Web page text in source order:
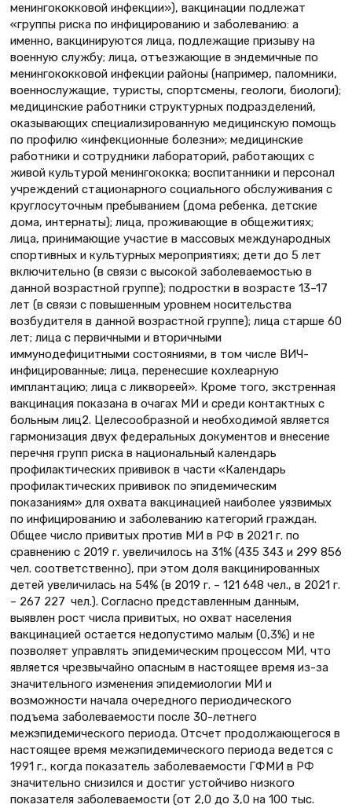
менингококковой инфекции»), вакцинации подлежат
«группы риска по инфицированию и заболеванию: а
именно, вакцинируются лица, подлежащие призыву на
военную службу; лица, отъезжающие в эндемичные по
менингококковой инфекции районы (например, паломники,
военнослужащие, туристы, спортсмены, геологи, биологи);
медицинские работники структурных подразделений,
оказывающих специализированную медицинскую помощь
по профилю «инфекционные болезни»; медицинские
работники и сотрудники лабораторий, работающих с
живой культурой менингококка; воспитанники и персонал
учреждений стационарного социального обслуживания с
круглосуточным пребыванием (дома ребенка, детские
дома, интернаты); лица, проживающие в общежитиях;
лица, принимающие участие в массовых международных
спортивных и культурных мероприятиях; дети до 5 лет
включительно (в связи с высокой заболеваемостью в
данной возрастной группе); подростки в возрасте 13–17
лет (в связи с повышенным уровнем носительства
возбудителя в данной возрастной группе); лица старше 60
лет; лица с первичными и вторичными
иммунодефицитными состояниями, в том числе ВИЧ-
инфицированные; лица, перенесшие кохлеарную
имплантацию; лица с ликвореей». Кроме того, экстренная
вакцинация показана в очагах МИ и среди контактных с
больным лиц2. Целесообразной и необходимой является
гармонизация двух федеральных документов и внесение
перечня групп риска в национальный календарь
профилактических прививок в части «Календарь
профилактических прививок по эпидемическим
показаниям» для охвата вакцинацией наиболее уязвимых
по инфицированию и заболеванию категорий граждан.
Общее число привитых против МИ в РФ в 2021 г. по
сравнению с 2019 г. увеличилось на 31% (435 343 и 299 856
чел. соответственно), при этом доля вакцинированных
детей увеличилась на 54% (в 2019 г. – 121 648 чел., в 2021 г.
– 267 227 чел.). Согласно представленным данным,
выявлен рост числа привитых, но охват населения
вакцинацией остается недопустимо малым (0,3%) и не
позволяет управлять эпидемическим процессом МИ, что
является чрезвычайно опасным в настоящее время из-за
значительного изменения эпидемиологии МИ и
возможности начала очередного периодического
подъема заболеваемости после 30-летнего
межэпидемического периода. Отсчет продолжающегося в
настоящее время межэпидемического периода ведется с
1991 г., когда показатель заболеваемости ГФМИ в РФ
значительно снизился и достиг устойчиво низкого
показателя заболеваемости (от 2,0 до 3,0 на 100 тыс.